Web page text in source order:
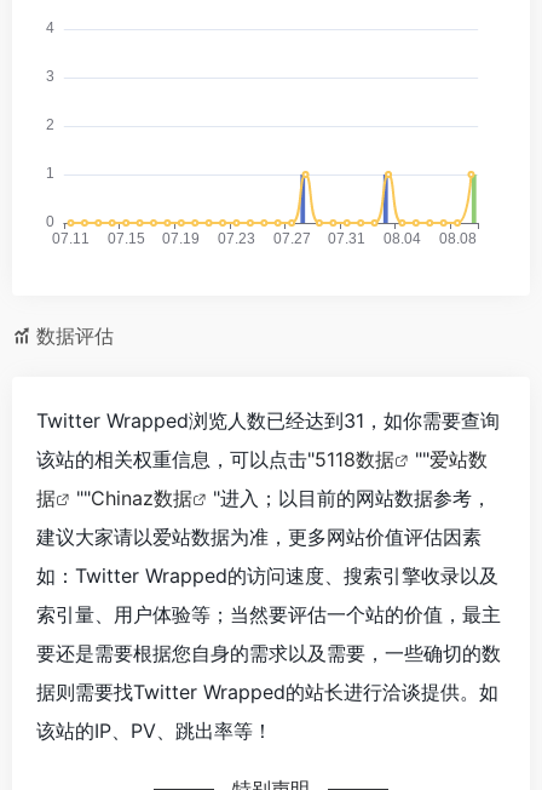
数据评估
Twitter Wrapped浏览人数已经达到31，如你需要查询
该站的相关权重信息，可以点击"5118数据 ""爱站数
据
""Chinaz数据
"进入；以目前的网站数据参考，
建议大家请以爱站数据为准，更多网站价值评估因素
如：Twitter Wrapped的访问速度、搜索引擎收录以及
索引量、用户体验等；当然要评估一个站的价值，最主
要还是需要根据您自身的需求以及需要，一些确切的数
据则需要找Twitter Wrapped的站长进行洽谈提供。如
该站的IP、PV、跳出率等！